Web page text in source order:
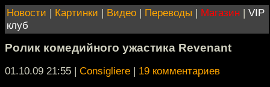
Новости | Картинки | Видео | Переводы | Магазин | VIP
клуб
Ролик комедийного ужастика Revenant
01.10.09 21:55 | Consigliere | 19 комментариев